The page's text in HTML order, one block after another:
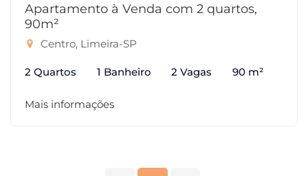
Apartamento à Venda com 2 quartos,
90m²
Centro, Limeira-SP
2 Quartos 1 Banheiro 2 Vagas 90 m²
Mais informações